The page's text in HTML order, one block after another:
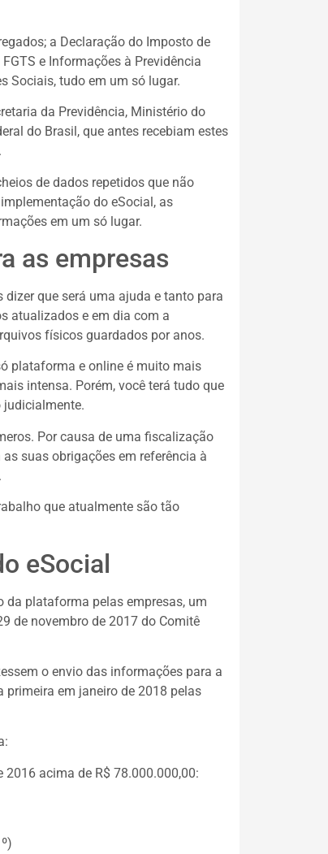
a Declaração do Imposto de
e Informações à Previdência
Sociais, tudo em um só lugar.
da Previdência, Ministério do
do Brasil, que antes recebiam estes
de dados repetidos que não
do eSocial, as
em um só lugar.
as empresas
que será uma ajuda e tanto para
atualizados e em dia com a
físicos guardados por anos.
plataforma e online é muito mais
intensa. Porém, você terá tudo que
judicialmente.
Por causa de uma fiscalização
suas obrigações em referência à
que atualmente são tão
eSocial
da plataforma pelas empresas, um
de novembro de 2017 do Comitê
o envio das informações para a
primeira em janeiro de 2018 pelas
acima de R$ 78.000.000,00: